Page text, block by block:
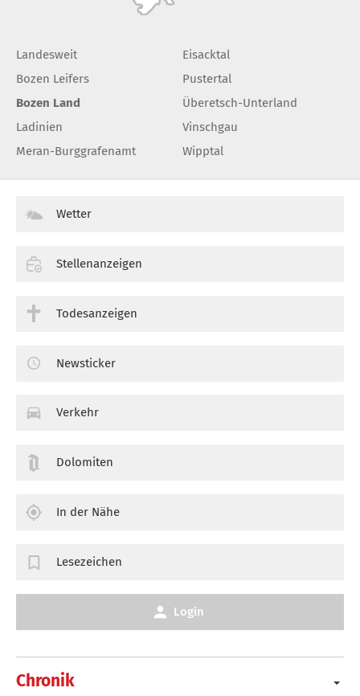
Landesweit
Bozen Leifers
Bozen Land
Ladinien
Meran-Burggrafenamt
Eisacktal
Pustertal
Überetsch-Unterland
Vinschgau
Wipptal
Chronik
Wetter
Stellenanzeigen
Todesanzeigen
Newsticker
Verkehr
Dolomiten
In der Nähe
Lesezeichen
Login